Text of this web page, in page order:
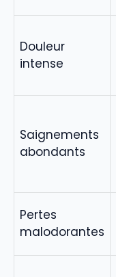
Douleur
intense
Saignements
abondants
Pertes
malodorantes